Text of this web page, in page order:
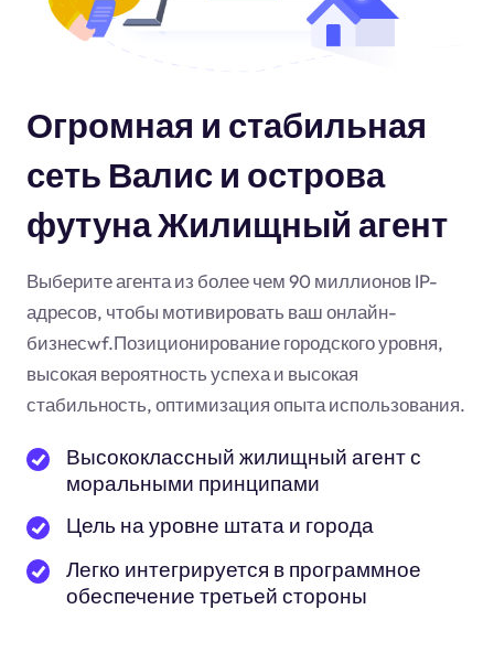
Огромная и стабильная
сеть Валис и острова
футуна Жилищный агент
Выберите агента из более чем 90 миллионов IP-
адресов, чтобы мотивировать ваш онлайн-
бизнесwf.Позиционирование городского уровня,
высокая вероятность успеха и высокая
стабильность, оптимизация опыта использования.
Высококлассный жилищный агент с
моральными принципами
Цель на уровне штата и города
Легко интегрируется в программное
обеспечение третьей стороны